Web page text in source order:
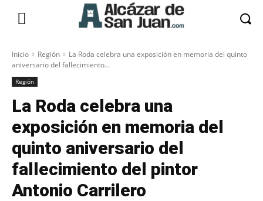
Inicio Región
La Roda celebra una exposición en memoria del quinto
aniversario del fallecimiento...
Región
La Roda celebra una
exposición en memoria del
quinto aniversario del
fallecimiento del pintor
Antonio Carrilero